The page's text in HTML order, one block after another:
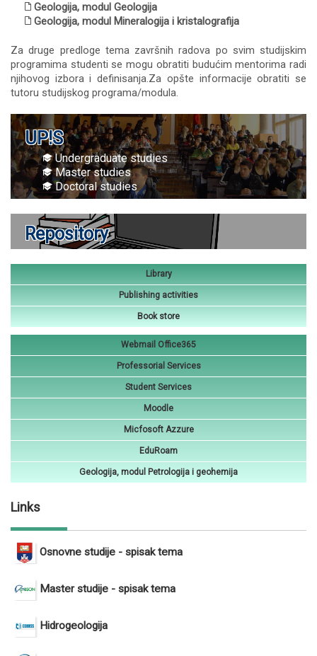
Geologija, modul Geologija
Geologija, modul Mineralogija i kristalografija
Za druge predloge tema završnih radova po svim studijskim
programima studenti se mogu obratiti budućim mentorima radi
njihovog izbora i definisanja.Za opšte informacije obratiti se
tutoru studijskog programa/modula.
UP!S
Undergraduate studies
Master studies
Doctoral studies
Repository
Library
Publishing activities
Book store
Webmail Office365
Professorial Services
Student Services
Moodle
Micfosoft Azzure
EduRoam
Geologija, modul Petrologija i geohemija
Links
Osnovne studije - spisak tema
Master studije - spisak tema
Hidrogeologija